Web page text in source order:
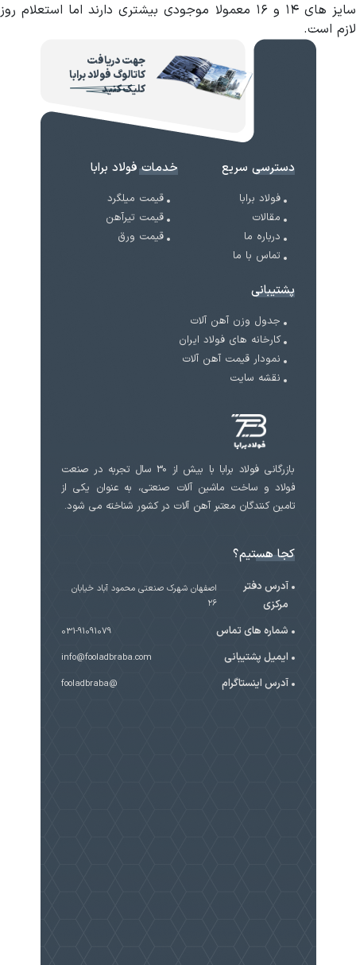
سایز های ۱۴ و ۱۶ معمولا موجودی بیشتری دارند اما استعلام روز
لازم است.
جهت دریافت
کاتالوگ فولاد برابا
کلیک کنید
دسترسی سریع
فولاد برابا
مقالات
درباره ما
تماس با ما
خدمات فولاد برابا
قیمت میلگرد
قیمت تیرآهن
قیمت ورق
پشتیبانی
جدول وزن آهن آلات
کارخانه های فولاد ایران
نمودار قیمت آهن آلات
نقشه سایت
بازرگانی فولاد برابا با بیش از 30 سال تجربه در صنعت
فولاد و ساخت ماشین آلات صنعتی، به عنوان یکی از
تامین کنندگان معتبر آهن آلات در کشور شناخته می شود.
کجا هستیم؟
آدرس دفتر
مرکزی
اصفهان شهرک صنعتی محمود آباد خیابان
۲۶
شماره های تماس 031-91091079
ایمیل پشتیبانی info@fooladbraba.com
آدرس اینستاگرام @fooladbraba